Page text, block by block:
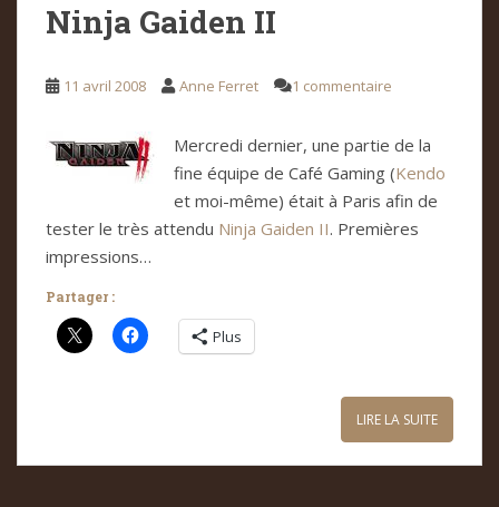
Ninja Gaiden II
11 avril 2008 Anne Ferret 1 commentaire
Mercredi dernier, une partie de la
fine équipe de Café Gaming (Kendo
et moi-même) était à Paris afin de
tester le très attendu Ninja Gaiden II. Premières
impressions…
Partager :
Plus
LIRE LA SUITE